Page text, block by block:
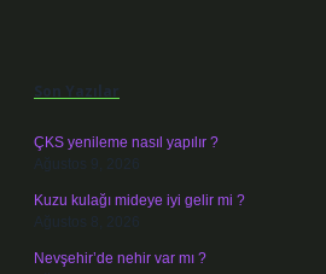
Son Yazılar
ÇKS yenileme nasıl yapılır ?
Ağustos 9, 2026
Kuzu kulağı mideye iyi gelir mi ?
Ağustos 8, 2026
Nevşehir’de nehir var mı ?